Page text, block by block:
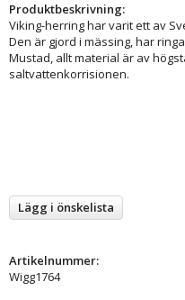
Produktbeskrivning:
Viking-herring har varit ett av
Den är gjord i mässing, har
Mustad, allt material är av
saltvattenkorrisionen.
Lägg i önskelista
Artikelnummer:
Wigg1764